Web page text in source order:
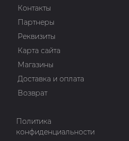
Контакты
Партнеры
Реквизиты
Карта сайта
Магазины
Доставка и оплата
Возврат
Политика
конфиденциальности